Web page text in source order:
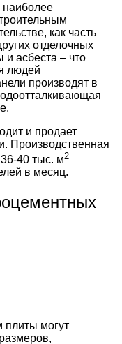
как часть
отделочных
асбеста – что
людей
производят в
и продает
Производственная
40 тыс. м2
в месяц.
плиты могут